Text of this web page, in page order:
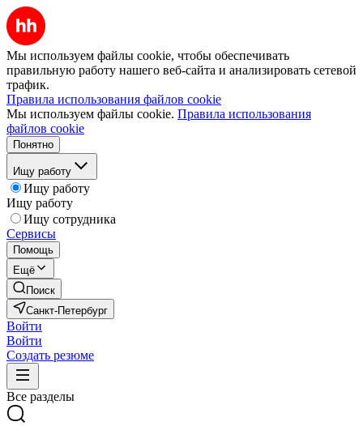
Мы используем файлы cookie, чтобы обеспечивать
правильную работу нашего веб-сайта и анализировать сетевой
трафик.
Правила использования файлов cookie
Мы используем файлы cookie. Правила использования
файлов cookie
Понятно
Ищу работу
Ищу работу
Ищу работу
Ищу сотрудника
Сервисы
Помощь
Ещё
Поиск
Санкт-Петербург
Войти
Войти
Создать резюме
Все разделы